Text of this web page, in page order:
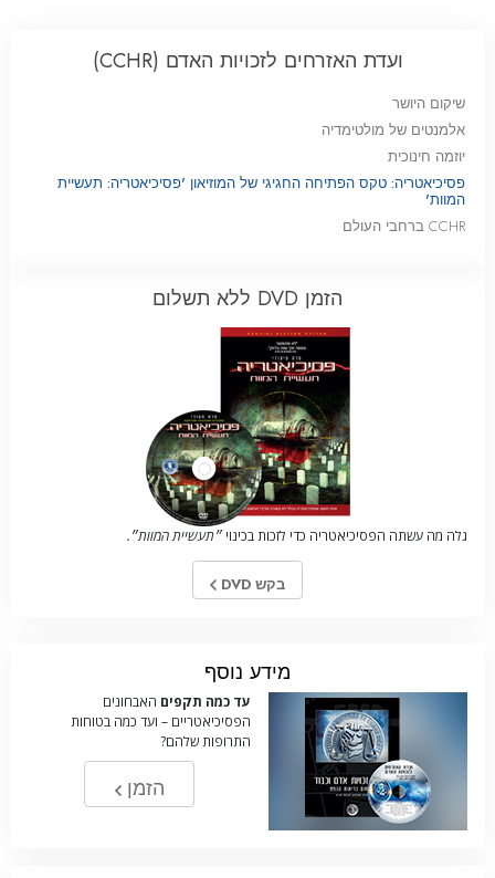
ועדת האזרחים לזכויות האדם (CCHR)
שיקום היושר
אלמנטים של מולטימדיה
יוזמה חינוכית
פסיכיאטריה: טקס הפתיחה החגיגי של המוזיאון 'פסיכיאטריה: תעשיית
המוות'
CCHR ברחבי העולם
הזמן DVD ללא תשלום
גלה מה עשתה הפסיכיאטריה כדי לזכות בכינוי ״תעשיית המוות״.
בקש DVD
מידע נוסף
עד כמה תקפים האבחונים
הפסיכיאטריים – ועד כמה בטוחות
התרופות שלהם?
הזמן